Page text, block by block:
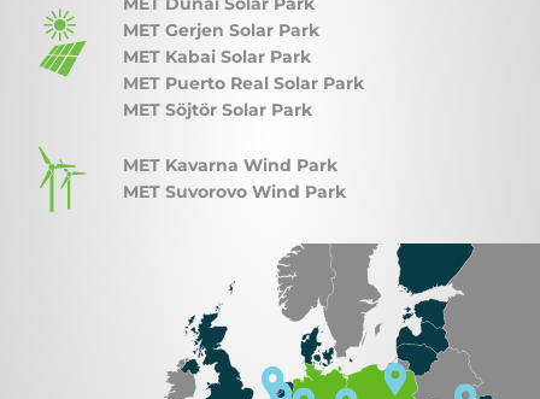
MET Gerjen Solar Park
MET Kabai Solar Park
MET Puerto Real Solar Park
MET Söjtör Solar Park
MET Kavarna Wind Park
MET Suvorovo Wind Park